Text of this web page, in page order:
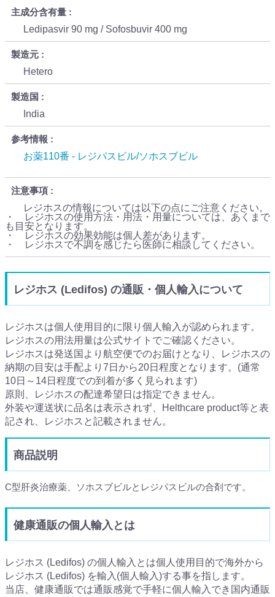
主成分含有量
Ledipasvir 90 mg / Sofosbuvir 400 mg
製造元
Hetero
製造国
India
参考情報
お薬110番 - レジパスビル/ソホスブビル
注意事項
レジホスの情報については以下の点にご注意ください。
・ レジホスの使用方法・用法・用量については、あくまで
も目安となります。
・ レジホスの効果効能は個人差があります。
・ レジホスで不調を感じたら医師に相談してください。
レジホス (Ledifos) の通販・個人輸入について
レジホスは個人使用目的に限り個人輸入が認められます。
レジホスの用法用量は公式サイトでご確認ください。
レジホスは発送国より航空便でのお届けとなり、レジホスの
納期の目安は手配より7日から20日程度となります。(通常
10日～14日程度での到着が多く見られます)
原則、レジホスの配達希望日は指定できません。
外装や運送状に品名は表示されず、Helthcare product等と表
記され、レジホスと記載されません。
商品説明
C型肝炎治療薬、ソホスブビルとレジパスビルの合剤です。
健康通販の個人輸入とは
レジホス (Ledifos) の個人輸入とは個人使用目的で海外から
レジホス (Ledifos) を輸入(個人輸入)する事を指します。
当店、健康通販では通販感覚で手軽に個人輸入でき国内通販